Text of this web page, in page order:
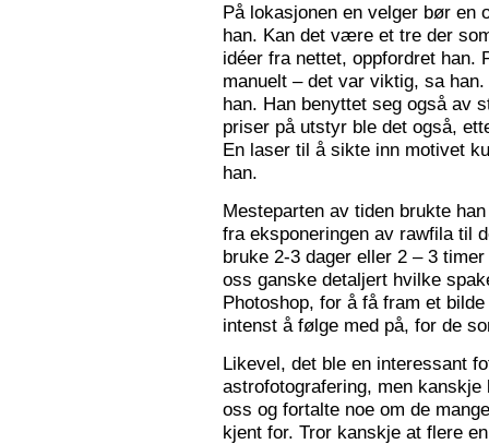
På lokasjonen en velger bør en
han. Kan det være et tre der
idéer fra nettet, oppfordret han.
manuelt – det var viktig, sa
han. Han benyttet seg også av
priser på utstyr ble det også,
En laser til å sikte inn motivet
han.
Mesteparten av tiden brukte
fra eksponeringen av rawfila til
bruke 2-3 dager eller 2 – 3
oss ganske detaljert hvilke
Photoshop, for å få fram et
intenst å følge med på, for de
Likevel, det ble en interessant
astrofotografering, men
oss og fortalte noe om de
kjent for. Tror kanskje at flere